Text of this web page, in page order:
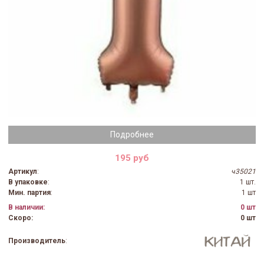
Подробнее
195 руб
Артикул:
ч35021
В упаковке:
1 шт.
Мин. партия:
1 шт
В наличии:
0 шт
Скоро:
0 шт
Производитель: